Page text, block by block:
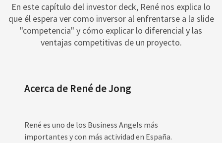
En este capítulo del investor deck, René nos explica lo
que él espera ver como inversor al enfrentarse a la slide
"competencia" y cómo explicar lo diferencial y las
ventajas competitivas de un proyecto.
Acerca de René de Jong
René es uno de los Business Angels más
importantes y con más actividad en España.